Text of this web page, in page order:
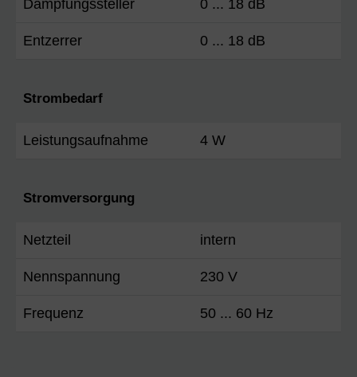
Dämpfungssteller 0 ... 18 dB
Entzerrer 0 ... 18 dB
Strombedarf
Leistungsaufnahme 4 W
Stromversorgung
Netzteil intern
Nennspannung 230 V
Frequenz 50 ... 60 Hz